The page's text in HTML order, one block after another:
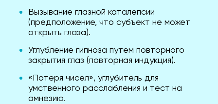
Вызывание глазной каталепсии
(предположение, что субъект не может
открыть глаза).
Углубление гипноза путем повторного
закрытия глаз (повторная индукция).
«Потеря чисел», углубитель для
умственного расслабления и тест на
амнезию.